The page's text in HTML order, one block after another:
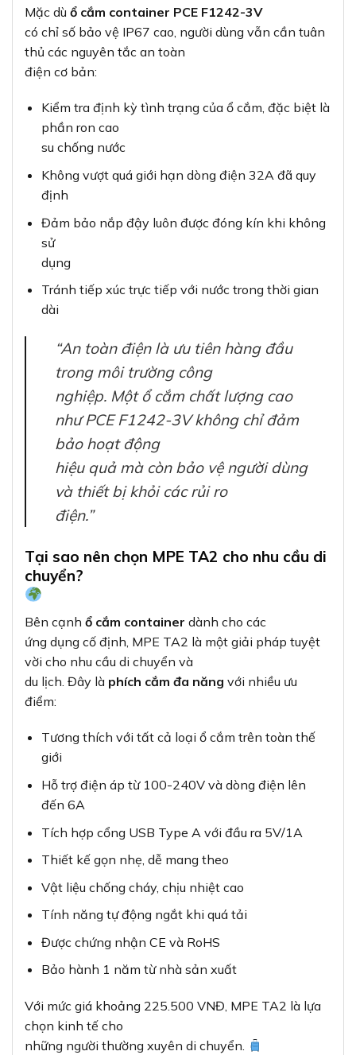
Mặc dù ổ cắm container PCE F1242-3V
có chỉ số bảo vệ IP67 cao, người dùng vẫn cần tuân
thủ các nguyên tắc an toàn
điện cơ bản:
Kiểm tra định kỳ tình trạng của ổ cắm, đặc biệt là
phần ron cao
su chống nước
Không vượt quá giới hạn dòng điện 32A đã quy
định
Đảm bảo nắp đậy luôn được đóng kín khi không
sử
dụng
Tránh tiếp xúc trực tiếp với nước trong thời gian
dài
“An toàn điện là ưu tiên hàng đầu
trong môi trường công
nghiệp. Một ổ cắm chất lượng cao
như PCE F1242-3V không chỉ đảm
bảo hoạt động
hiệu quả mà còn bảo vệ người dùng
và thiết bị khỏi các rủi ro
điện.”
Tại sao nên chọn MPE TA2 cho nhu cầu di
chuyển?
Bên cạnh ổ cắm container dành cho các
ứng dụng cố định, MPE TA2 là một giải pháp tuyệt
vời cho nhu cầu di chuyển và
du lịch. Đây là phích cắm đa năng với nhiều ưu
điểm:
Tương thích với tất cả loại ổ cắm trên toàn thế
giới
Hỗ trợ điện áp từ 100-240V và dòng điện lên
đến 6A
Tích hợp cổng USB Type A với đầu ra 5V/1A
Thiết kế gọn nhẹ, dễ mang theo
Vật liệu chống cháy, chịu nhiệt cao
Tính năng tự động ngắt khi quá tải
Được chứng nhận CE và RoHS
Bảo hành 1 năm từ nhà sản xuất
Với mức giá khoảng 225.500 VNĐ, MPE TA2 là lựa
chọn kinh tế cho
những người thường xuyên di chuyển.